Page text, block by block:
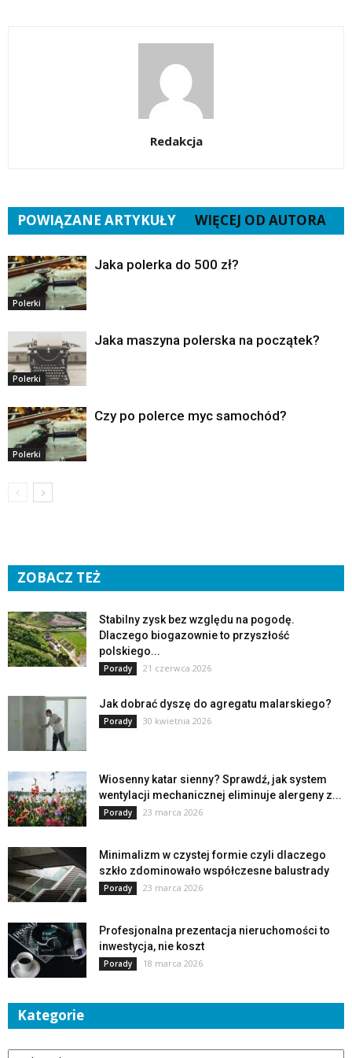
Redakcja
POWIĄZANE ARTYKUŁY WIĘCEJ OD AUTORA
Polerki
Jaka polerka do 500 zł?
Polerki
Jaka maszyna polerska na początek?
Polerki
Czy po polerce myc samochód?
ZOBACZ TEŻ
Stabilny zysk bez względu na pogodę.
Dlaczego biogazownie to przyszłość
polskiego...
Porady 21 czerwca 2026
Jak dobrać dyszę do agregatu malarskiego?
Porady 30 kwietnia 2026
Wiosenny katar sienny? Sprawdź, jak system
wentylacji mechanicznej eliminuje alergeny z...
Porady 23 marca 2026
Minimalizm w czystej formie czyli dlaczego
szkło zdominowało współczesne balustrady
Porady 23 marca 2026
Profesjonalna prezentacja nieruchomości to
inwestycja, nie koszt
Porady 18 marca 2026
Kategorie
Kategorie